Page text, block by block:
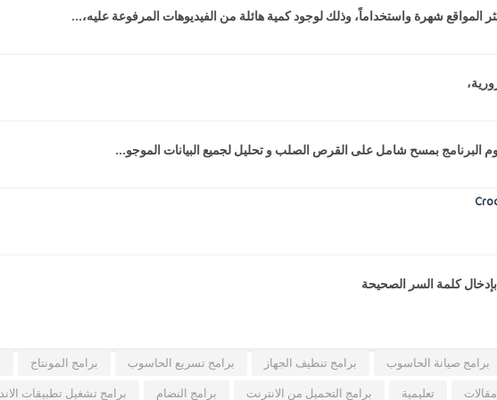
المواقع شهرة واستخداماً، وذلك لوجود كمية هائلة من الفيديوهات المرفوعة عليه،...
البرنامج بمسح شامل على القرص الصلب و تحليل لجميع البيانات الموجو...
كلمة السر الصحيحة
برامج المونتاج برامج تسريع الحاسوب برامج تنظيف الجهاز برامج صيانة الحاسوب
برامج تشغيل تطبيقات برامج النضام برامج التحميل من الانترنت تعليمية مقالات